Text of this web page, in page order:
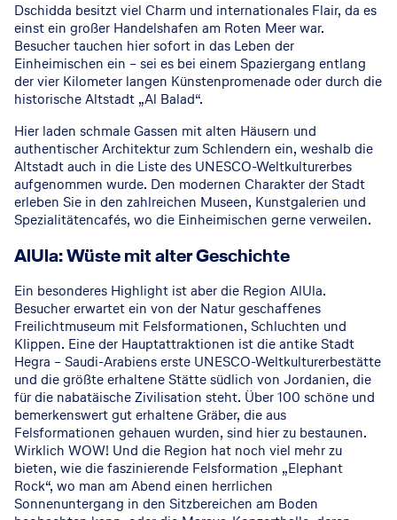
Dschidda besitzt viel Charm und internationales Flair, da es
einst ein großer Handelshafen am Roten Meer war.
Besucher tauchen hier sofort in das Leben der
Einheimischen ein – sei es bei einem Spaziergang entlang
der vier Kilometer langen Künstenpromenade oder durch die
historische Altstadt „Al Balad“.
Hier laden schmale Gassen mit alten Häusern und
authentischer Architektur zum Schlendern ein, weshalb die
Altstadt auch in die Liste des UNESCO-Weltkulturerbes
aufgenommen wurde. Den modernen Charakter der Stadt
erleben Sie in den zahlreichen Museen, Kunstgalerien und
Spezialitätencafés, wo die Einheimischen gerne verweilen.
© Saudi Tourism Authority
AlUla: Wüste mit alter Geschichte
Ein besonderes Highlight ist aber die Region AlUla.
Besucher erwartet ein von der Natur geschaffenes
Freilichtmuseum mit Felsformationen, Schluchten und
Klippen. Eine der Hauptattraktionen ist die antike Stadt
Hegra – Saudi-Arabiens erste UNESCO-Weltkulturerbestätte
und die größte erhaltene Stätte südlich von Jordanien, die
für die nabatäische Zivilisation steht. Über 100 schöne und
bemerkenswert gut erhaltene Gräber, die aus
Felsformationen gehauen wurden, sind hier zu bestaunen.
Wirklich WOW! Und die Region hat noch viel mehr zu
bieten, wie die faszinierende Felsformation „Elephant
Rock“, wo man am Abend einen herrlichen
Sonnenuntergang in den Sitzbereichen am Boden